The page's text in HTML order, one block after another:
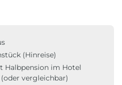
(Hinreise)
Halbpension im Hotel
vergleichbar)